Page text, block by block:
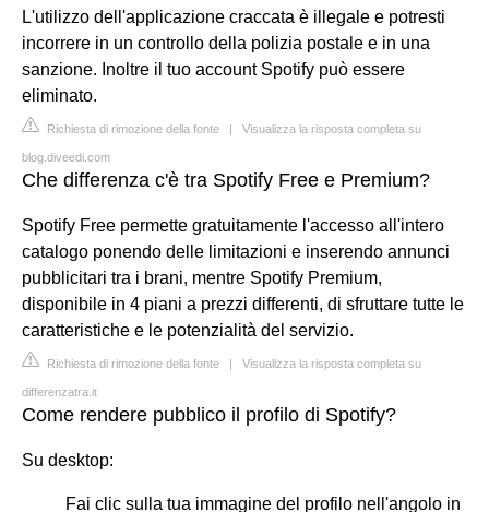
L'utilizzo dell'applicazione craccata è illegale e potresti
incorrere in un controllo della polizia postale e in una
sanzione. Inoltre il tuo account Spotify può essere
eliminato.
Richiesta di rimozione della fonte | Visualizza la risposta completa su
blog.diveedi.com
Che differenza c'è tra Spotify Free e Premium?
Spotify Free permette gratuitamente l'accesso all'intero
catalogo ponendo delle limitazioni e inserendo annunci
pubblicitari tra i brani, mentre Spotify Premium,
disponibile in 4 piani a prezzi differenti, di sfruttare tutte le
caratteristiche e le potenzialità del servizio.
Richiesta di rimozione della fonte | Visualizza la risposta completa su
differenzatra.it
Come rendere pubblico il profilo di Spotify?
Su desktop:
Fai clic sulla tua immagine del profilo nell'angolo in